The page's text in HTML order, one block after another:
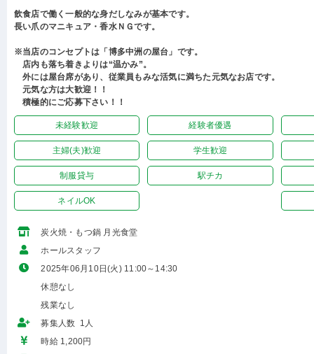
飲食店で働く一般的な身だしなみが基本です。
長い爪のマニキュア・香水ＮＧです。
※当店のコンセプトは「博多中洲の屋台」です。
店内も落ち着きよりは“温かみ”。
外には屋台席があり、従業員もみな活気に満ちた元気なお店です。
元気な方は大歓迎！！
積極的にご応募下さい！！
未経験歓迎 経験者優遇
主婦(夫)歓迎 学生歓迎
制服貸与 駅チカ
ネイルOK
炭火焼・もつ鍋 月光食堂
ホールスタッフ
2025年06月10日(火) 11:00～14:30
休憩なし
残業なし
募集人数 1人
時給 1,200円